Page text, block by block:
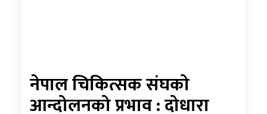
नेपाल चिकित्सक संघको
आन्दोलनको प्रभाव : दोधारा